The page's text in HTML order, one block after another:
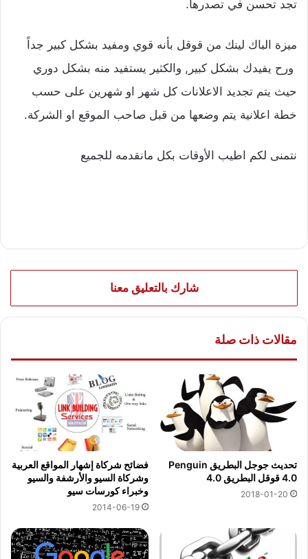
تجد تحسن في تصدرها.
ميزة الباك لينك من قوقل بأنه قوي ومفيد بشكل كبير جداً
ورح يفيدك بشكل كبير, والكثير يستفيد منه بشكل دوري
حيث يتم تجديد الاعلانات كل شهر او شهرين على حسب
خطة اعلانية يتم وضعها من قبل صاحب الموقع او الشركة.
نتمنى لكم اطيب الأوقات بكل مانقدمه للجميع
شارك بالتعليق معنا
مقالات ذات صلة
تحديث جوجل البطريق Penguin
4.0 قوقل البطريق 4.0
2018-01-20
فضائح شركاة إشهار المواقع العربية
وشركاة السيو والأرشفة والسيو
وخبراء كورسات سيو
2014-06-19